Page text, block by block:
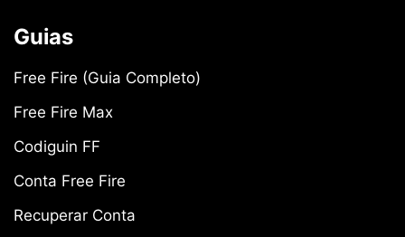
Guias
Free Fire (Guia Completo)
Free Fire Max
Codiguin FF
Conta Free Fire
Recuperar Conta